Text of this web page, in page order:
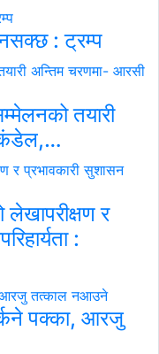
: ट्रम्प
तयारी
कंडेल,…
लेखापरीक्षण र
:
पक्का, आरजु